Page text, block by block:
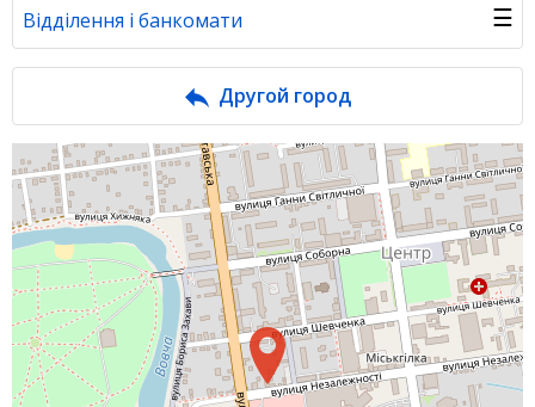
Відділення і банкомати
Відгуки
Депозити
Депозити юр. осіб
Кредити для бізнеса
☰
Другой город